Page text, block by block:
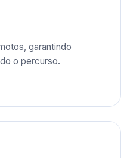
garantindo
o percurso.